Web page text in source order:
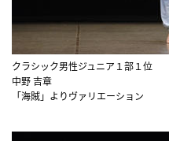
クラシック男性ジュニア１部１位
中野 吉章
「海賊」よりヴァリエーション